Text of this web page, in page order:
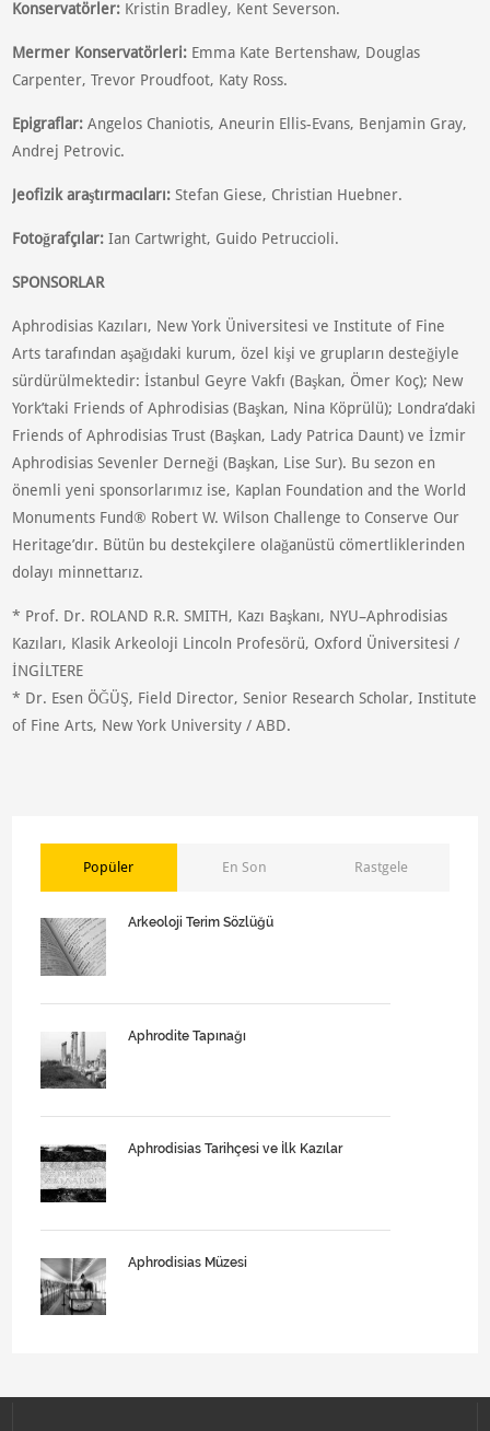
Konservatörler: Kristin Bradley, Kent Severson.
Mermer Konservatörleri: Emma Kate Bertenshaw, Douglas
Carpenter, Trevor Proudfoot, Katy Ross.
Epigraflar: Angelos Chaniotis, Aneurin Ellis-Evans, Benjamin Gray,
Andrej Petrovic.
Jeofizik araştırmacıları: Stefan Giese, Christian Huebner.
Fotoğrafçılar: Ian Cartwright, Guido Petruccioli.
SPONSORLAR
Aphrodisias Kazıları, New York Üniversitesi ve Institute of Fine
Arts tarafından aşağıdaki kurum, özel kişi ve grupların desteğiyle
sürdürülmektedir: İstanbul Geyre Vakfı (Başkan, Ömer Koç); New
York’taki Friends of Aphrodisias (Başkan, Nina Köprülü); Londra’daki
Friends of Aphrodisias Trust (Başkan, Lady Patrica Daunt) ve İzmir
Aphrodisias Sevenler Derneği (Başkan, Lise Sur). Bu sezon en
önemli yeni sponsorlarımız ise, Kaplan Foundation and the World
Monuments Fund® Robert W. Wilson Challenge to Conserve Our
Heritage’dır. Bütün bu destekçilere olağanüstü cömertliklerinden
dolayı minnettarız.
* Prof. Dr. ROLAND R.R. SMITH, Kazı Başkanı, NYU–Aphrodisias
Kazıları, Klasik Arkeoloji Lincoln Profesörü, Oxford Üniversitesi /
İNGİLTERE
* Dr. Esen ÖĞÜŞ, Field Director, Senior Research Scholar, Institute
of Fine Arts, New York University / ABD.
Popüler En Son Rastgele
Arkeoloji Terim Sözlüğü
Aphrodite Tapınağı
Aphrodisias Tarihçesi ve İlk Kazılar
Aphrodisias Müzesi